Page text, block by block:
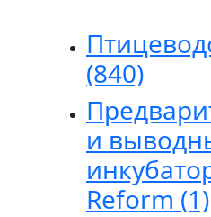
(840)
и
Reform (1)